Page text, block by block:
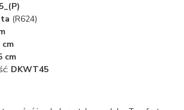
(R624)
cm
cm
DKWT45